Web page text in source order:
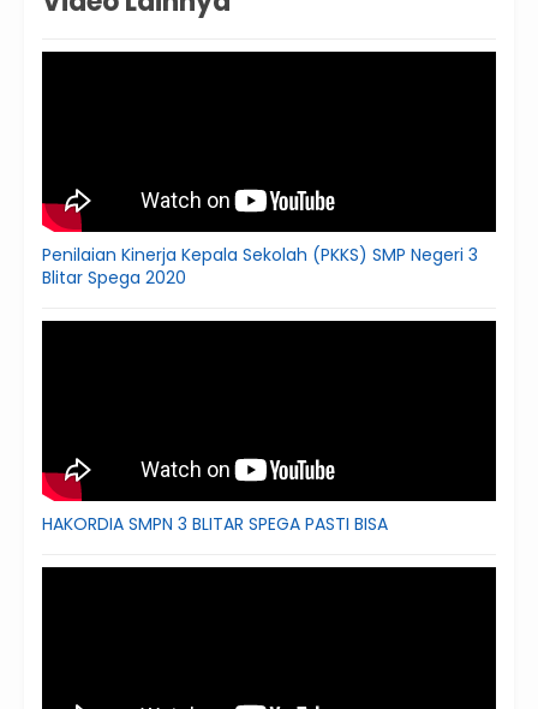
Penilaian Kinerja Kepala Sekolah (PKKS) SMP Negeri 3
Blitar Spega 2020
HAKORDIA SMPN 3 BLITAR SPEGA PASTI BISA